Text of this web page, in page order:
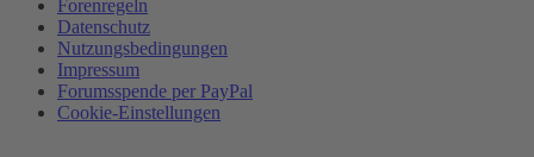
Forenregeln
Datenschutz
Nutzungsbedingungen
Impressum
Forumsspende per PayPal
Cookie-Einstellungen